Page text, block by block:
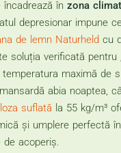
încadrează în zona
depresionar impune
de lemn Naturheld cu
soluția verificată pentru
maximă de
abia noaptea,
suflată la 55 kg/m³
și umplere perfectă
de acoperiș.